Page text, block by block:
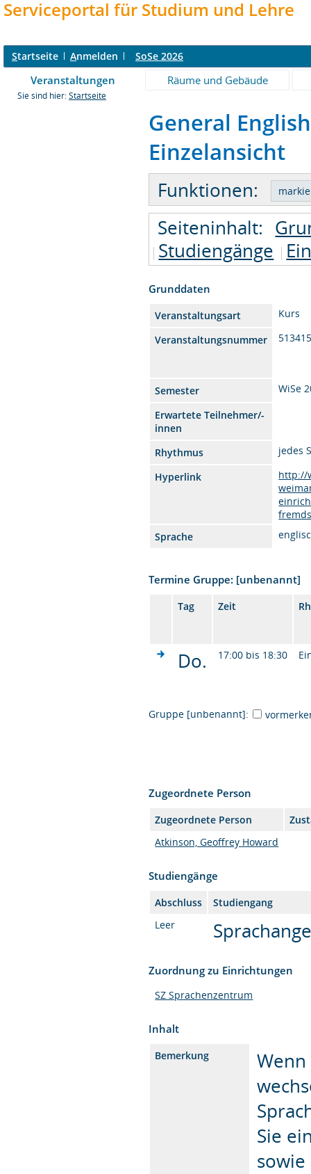
Serviceportal für Studium und Lehre
Startseite Anmelden SoSe 2026
Veranstaltungen Räume und Gebäude
Sie sind hier: Startseite
General
Einzelansicht
Funktionen:
Seiteninhalt:
Studiengänge
Grunddaten
Veranstaltungsart
Kurs
Veranstaltungsnummer
Semester
WiSe
Erwartete Teilnehmer/-
innen
Rhythmus
jedes
Hyperlink
http://
Sprache
Termine Gruppe: [unbenannt]
Tag Zeit
Do. 17:00 bis 18:30
Gruppe [unbenannt]:
Zugeordnete Person
Zugeordnete Person
Atkinson, Geoffrey Howard
Studiengänge
Abschluss
Studiengang
Leer
Zuordnung zu Einrichtungen
SZ Sprachenzentrum
Inhalt
Bemerkung
Sie